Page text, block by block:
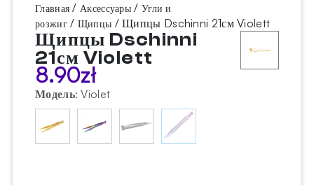
Главная /Аксессуары / Угли и
розжиг/ Щипцы / Щипцы Dschinni 21см Violett
Щипцы Dschinni
21см Violett
8.90zł
Модель: Violet